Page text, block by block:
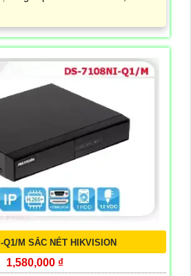
Q1/M SẮC NÉT HIKVISION
1,580,000 ₫